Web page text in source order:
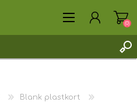
(0)
Blank plastkort